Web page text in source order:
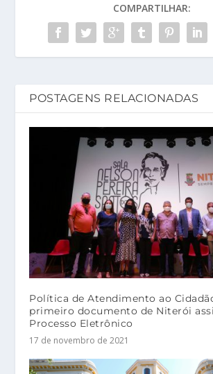
COMPARTILHAR:
POSTAGENS RELACIONADAS
Política de Atendimento ao
primeiro documento de Niterói
Processo Eletrônico
17 de novembro de 2021